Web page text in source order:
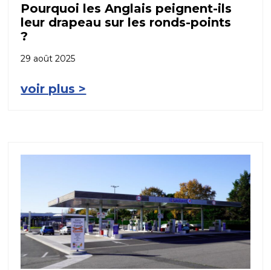
Pourquoi les Anglais peignent-ils
leur drapeau sur les ronds-points
?
29 août 2025
voir plus >